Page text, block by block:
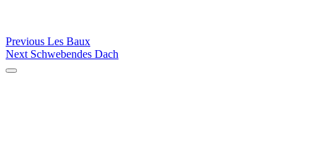
Beitragsnavigation
Previous Previous
post:
Les Baux
Next Next
Schwebendes Dach